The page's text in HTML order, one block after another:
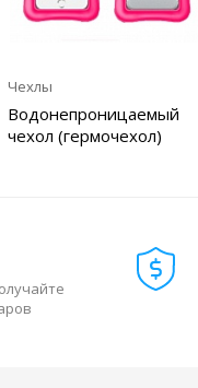
Чехлы
Водонепроницаемый
чехол (гермочехол)